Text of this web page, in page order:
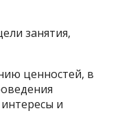
занятия,
ценностей, в
и